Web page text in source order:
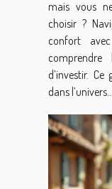
mais vous
choisir ?
confort
d’investir.
dans l’univers...